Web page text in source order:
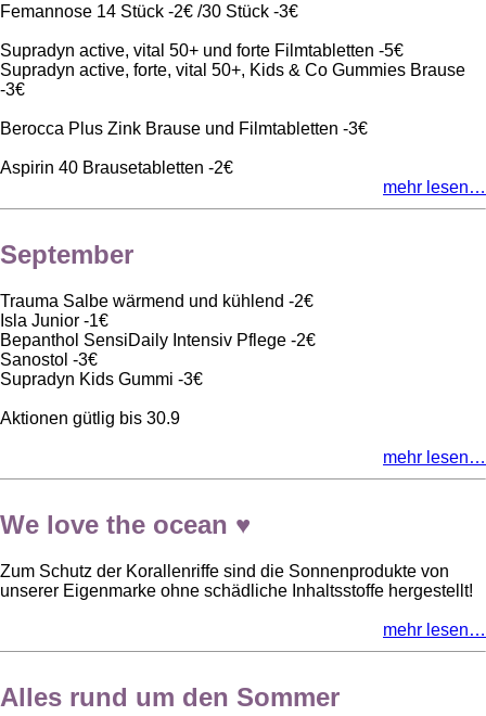
Femannose 14 Stück -2€ /30 Stück -3€
Supradyn active, vital 50+ und forte Filmtabletten -5€
Supradyn active, forte, vital 50+, Kids & Co Gummies Brause
-3€
Berocca Plus Zink Brause und Filmtabletten -3€
Aspirin 40 Brausetabletten -2€
mehr lesen…
September
Trauma Salbe wärmend und kühlend -2€
Isla Junior -1€
Bepanthol SensiDaily Intensiv Pflege -2€
Sanostol -3€
Supradyn Kids Gummi -3€
Aktionen gütlig bis 30.9
mehr lesen…
We love the ocean ♥
Zum Schutz der Korallenriffe sind die Sonnenprodukte von
unserer Eigenmarke ohne schädliche Inhaltsstoffe hergestellt!
mehr lesen…
Alles rund um den Sommer